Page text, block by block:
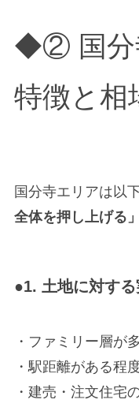
◆② 国分
特徴と相
国分寺エリアは以
全体を押し上げる」
●1. 土地に対す
・ファミリー層が
・駅距離がある程
・建売・注文住宅